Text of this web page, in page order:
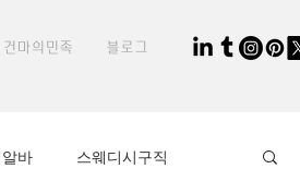
건마의민족 블로그
바 스웨디시구직